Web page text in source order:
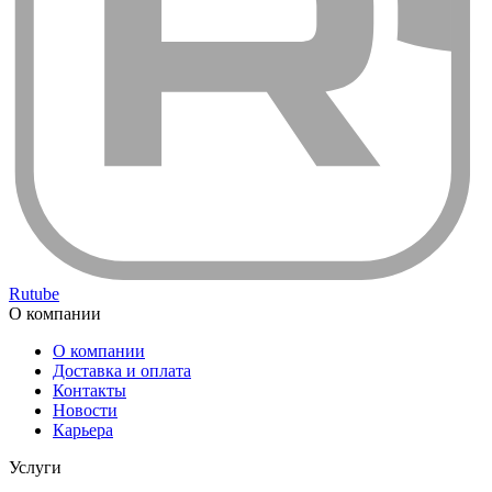
Rutube
О компании
О компании
Доставка и оплата
Контакты
Новости
Карьера
Услуги